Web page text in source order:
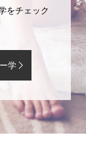
をチェック
学